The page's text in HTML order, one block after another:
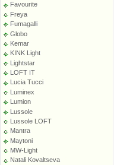
Favourite
Freya
Fumagalli
Globo
Kemar
KINK Light
Lightstar
LOFT IT
Lucia Tucci
Luminex
Lumion
Lussole
Lussole LOFT
Mantra
Maytoni
MW-Light
Natali Kovaltseva